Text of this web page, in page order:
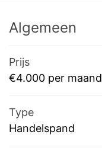
Algemeen
Prijs
€4.000 per maand
Type
Handelspand